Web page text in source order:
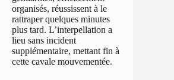
organisés, réussissent à le
rattraper quelques minutes
plus tard. L’interpellation a
lieu sans incident
supplémentaire, mettant fin à
cette cavale mouvementée.